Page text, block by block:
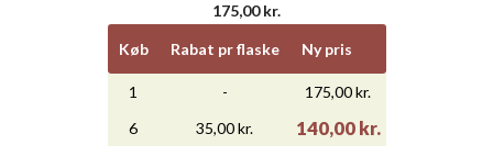
175,00 kr.
Køb Rabat pr flaske Ny pris
1 -
175,00 kr.
6
35,00 kr. 140,00 kr.